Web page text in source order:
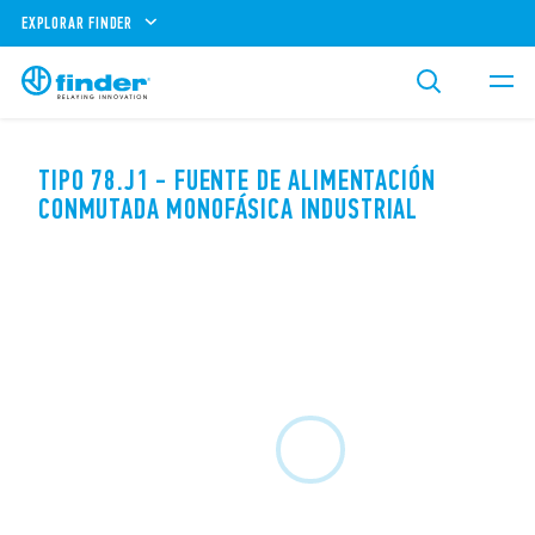
EXPLORAR FINDER
TIPO 78.J1 - FUENTE DE ALIMENTACIÓN
CONMUTADA MONOFÁSICA INDUSTRIAL